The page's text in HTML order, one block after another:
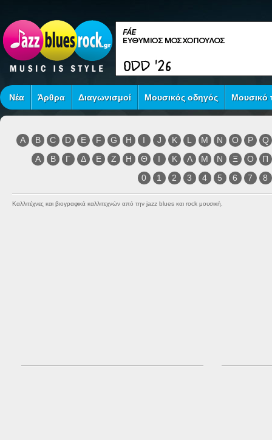
Νέα Άρθρα Διαγωνισμοί Μουσικός οδηγός Μουσικό
A B C D E F G H I J K L M N O P
Q
Α
Β Γ Δ Ε Ζ Η Θ Ι Κ Λ Μ Ν Ξ Ο
Π
0
1 2 3 4 5 6 7 8
Καλλιτέχνες και βιογραφικά καλλιτεχνών από την jazz blues και rock μουσική.